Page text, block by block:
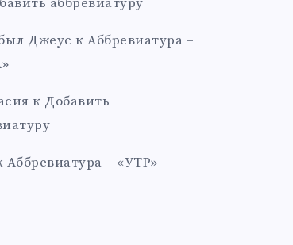
Джеус к Аббревиатура –
к Добавить
Аббревиатура – «УТР»